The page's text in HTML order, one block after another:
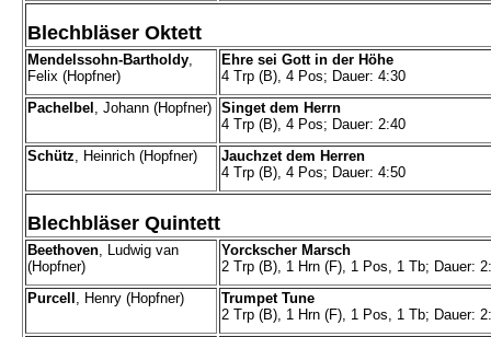
Blechbläser Oktett
Mendelssohn-Bartholdy,
Felix (Hopfner)
Ehre sei Gott in der Höhe
4 Trp (B), 4 Pos; Dauer: 4:30
Pachelbel , Johann (Hopfner) Singet dem Herrn
4 Trp (B), 4 Pos; Dauer: 2:40
Schütz, Heinrich (Hopfner)
Jauchzet dem Herren
4 Trp (B), 4 Pos; Dauer: 4:50
Blechbläser Quintett
Beethoven, Ludwig van
(Hopfner)
Yorckscher Marsch
2 Trp (B), 1 Hrn (F), 1 Pos, 1 Tb; Dauer:
Purcell , Henry (Hopfner)
Trumpet Tune
2 Trp (B), 1 Hrn (F), 1 Pos, 1 Tb; Dauer: